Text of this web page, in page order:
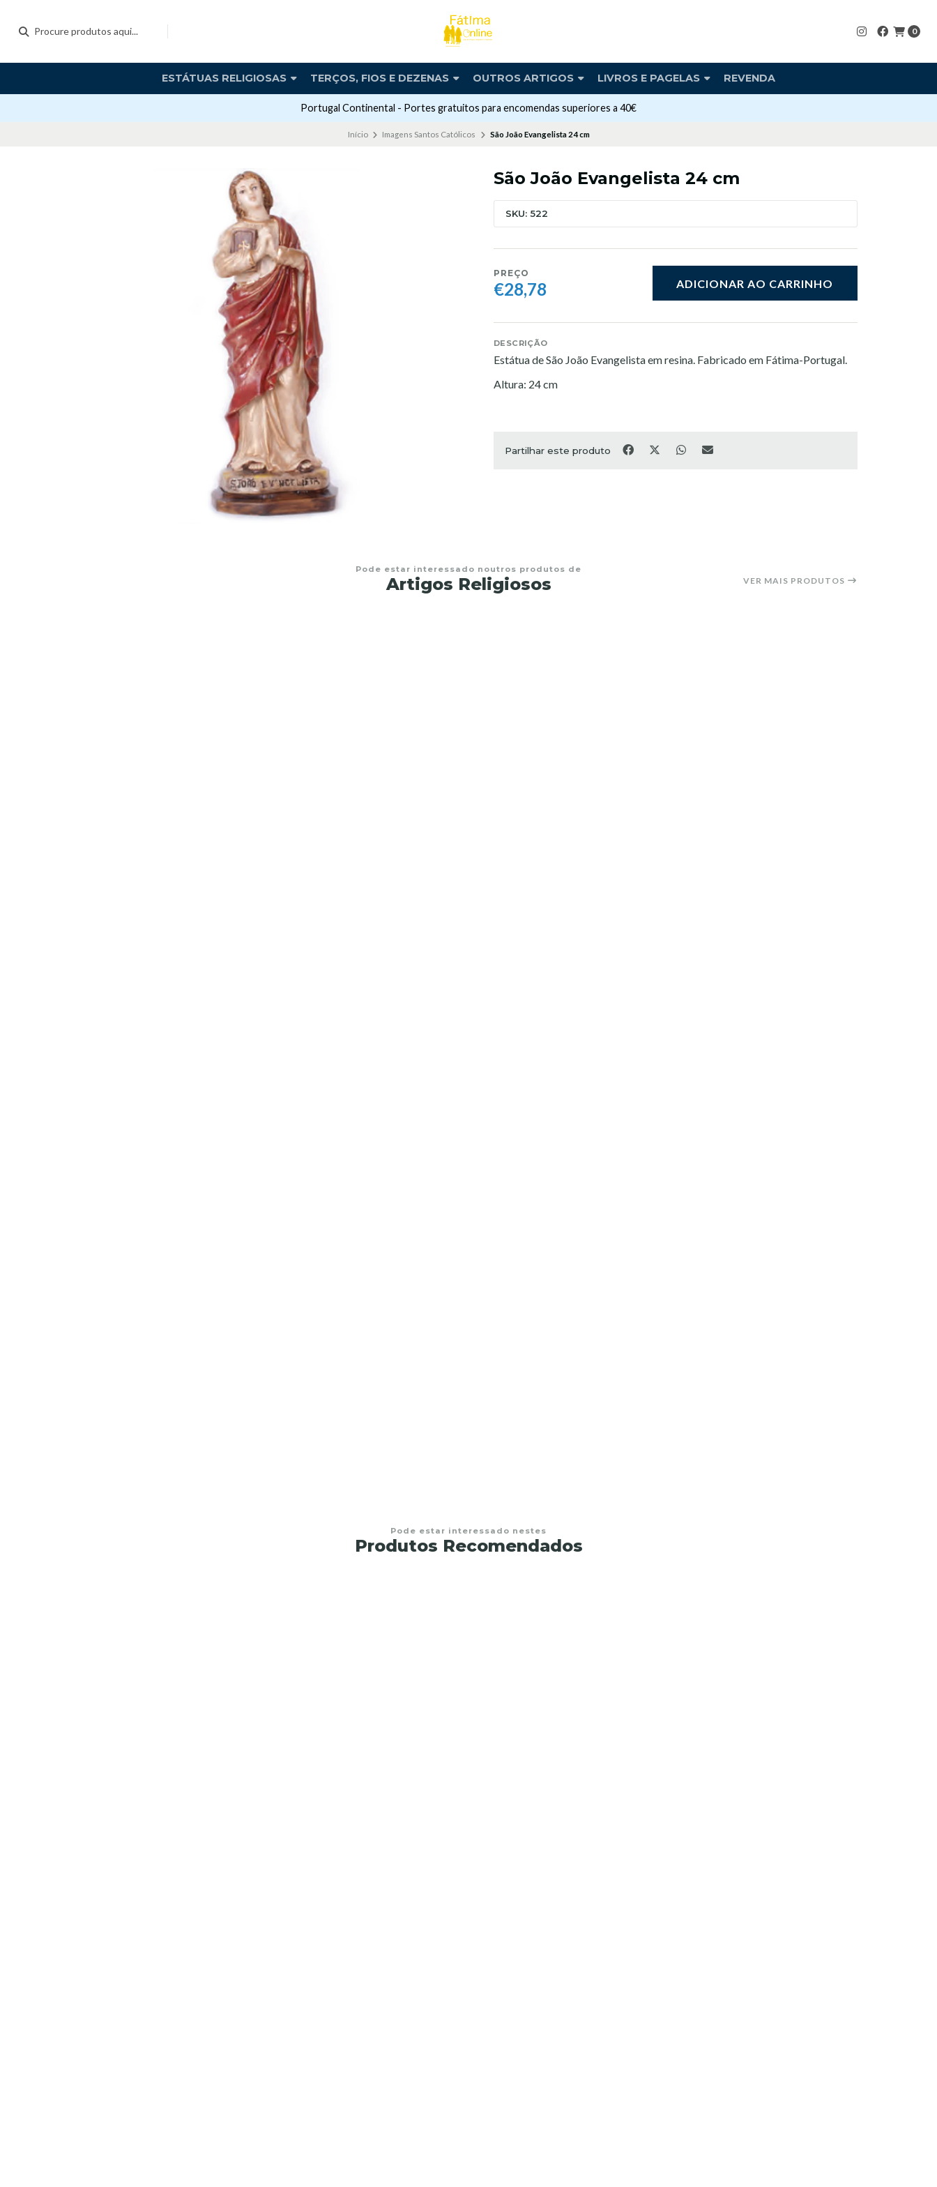
0
ESTÁTUAS RELIGIOSAS TERÇOS, FIOS E DEZENAS OUTROS ARTIGOS LIVROS E PAGELAS REVENDA
Portugal Continental - Portes gratuitos para encomendas superiores a 40€
Início Imagens Santos Católicos São João Evangelista 24 cm
São João Evangelista 24 cm
SKU: 522
PREÇO
€28,78 ADICIONAR AO CARRINHO
DESCRIÇÃO
Estátua de São João Evangelista em resina. Fabricado em Fátima-Portugal.
Altura: 24 cm
Partilhar este produto
Pode estar interessado noutros produtos de
Artigos Religiosos VER MAIS PRODUTOS
Pode estar interessado nestes
Produtos Recomendados